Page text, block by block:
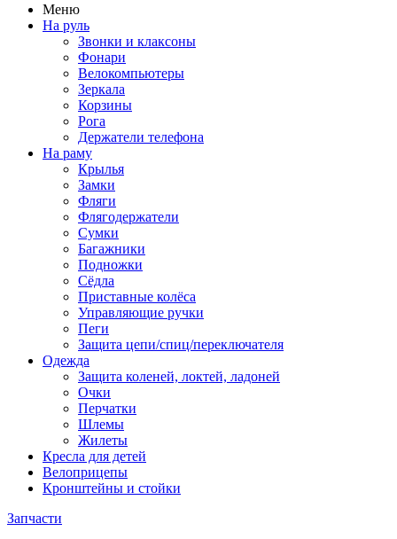
Меню
На руль
Звонки и клаксоны
Фонари
Велокомпьютеры
Зеркала
Корзины
Рога
Держатели телефона
На раму
Крылья
Замки
Фляги
Флягодержатели
Сумки
Багажники
Подножки
Сёдла
Приставные колёса
Управляющие ручки
Пеги
Защита цепи/спиц/переключателя
Одежда
Защита коленей, локтей, ладоней
Очки
Перчатки
Шлемы
Жилеты
Кресла для детей
Велоприцепы
Кронштейны и стойки
Запчасти